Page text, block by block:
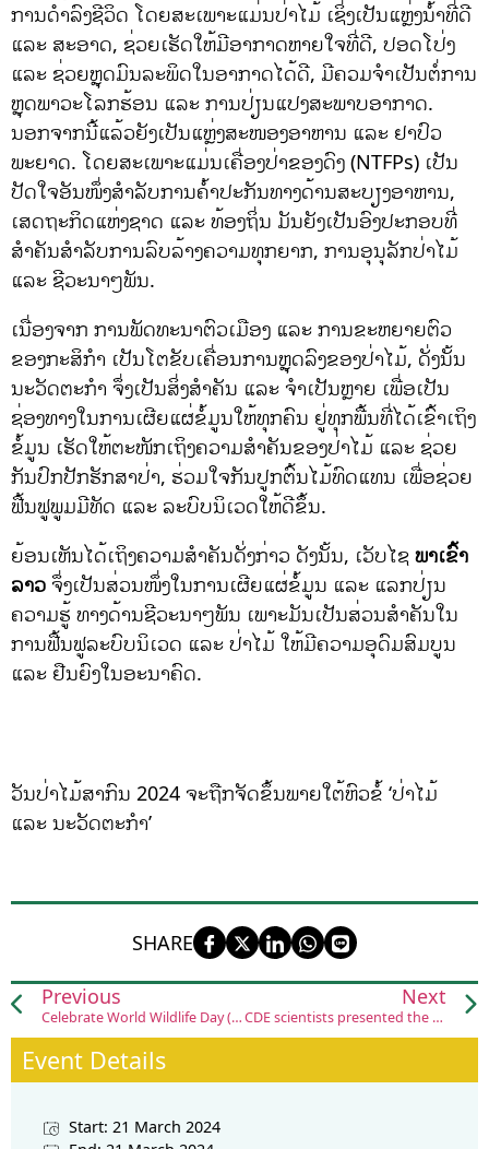
ການດຳລົງຊີວິດ ໂດຍສະເພາະແມ່ນປ່າໄມ້ ເຊິ່ງເປັນແຫຼ່ງນ້ຳທີ່ດີ
ແລະ ສະອາດ, ຊ່ວຍເຮັດໃຫ້ມີອາກາດຫາຍໃຈທີ່ດີ, ປອດໂປ່ງ
ແລະ ຊ່ວຍຫຼຸດມົນລະພິດໃນອາກາດໄດ້ດີ, ມີຄວມຈຳເປັນຕໍ່ການ
ຫຼຸດພາວະໂລກຮ້ອນ ແລະ ການປ່ຽນແປງສະພາບອາກາດ.
ນອກຈາກນີ້ແລ້ວຍັງເປັນແຫຼ່ງສະໜອງອາຫານ ແລະ ຢາປົວ
ພະຍາດ. ໂດຍສະເພາະແມ່ນເຄື່ອງປ່າຂອງດົງ (NTFPs) ເປັນ
ປັດໃຈອັນໜຶ່ງສຳລັບການຄ້ຳປະກັນທາງດ້ານສະບຽງອາຫານ,
ເສດຖະກິດແຫ່ງຊາດ ແລະ ທ້ອງຖິ່ນ ມັນຍັງເປັນອົງປະກອບທີ່
ສຳຄັນສຳລັບການລົບລ້າງຄວາມທຸກຍາກ, ການອຸນຸລັກປ່າໄມ້
ແລະ ຊີວະນາໆພັນ.
ເນື່ອງຈາກ ການພັດທະນາຕົວເມືອງ ແລະ ການຂະຫຍາຍຕົວ
ຂອງກະສິກຳ ເປັນໂຕຂັບເຄື່ອນການຫຼຸດລົງຂອງປ່າໄມ້, ດັ່ງນັ້ນ
ນະວັດຕະກໍາ ຈຶ່ງເປັນສິ່ງສໍາຄັນ ແລະ ຈໍາເປັນຫຼາຍ ເພື່ອເປັນ
ຊ່ອງທາງໃນການເຜີຍແຜ່ຂໍ້ມູນໃຫ້ທຸກຄົນ ຢູ່ທຸກພື້ນທີ່ໄດ້ເຂົ້າເຖິງ
ຂໍ້ມູນ ເຮັດໃຫ້ຕະໜັກເຖິງຄວາມສໍາຄັນຂອງປ່າໄມ້ ແລະ ຊ່ວຍ
ກັນປົກປັກຮັກສາປ່າ, ຮ່ວມໃຈກັນປູກຕົ້ນໄມ້ທົດແທນ ເພື່ອຊ່ວຍ
ຟື້ນຟູພູມມີທັດ ແລະ ລະບົບນິເວດໃຫ້ດີຂຶ້ນ.
ຍ້ອນເຫັນໄດ້ເຖິງຄວາມສໍາຄັນດັ່ງກ່າວ ດັງນັ້ນ, ເວັບໄຊ ພາເຂົ້າ
ລາວ ຈຶ່ງເປັນສ່ວນໜຶ່ງໃນການເຜີຍແຜ່ຂໍ້ມູນ ແລະ ແລກປ່ຽນ
ຄວາມຮູ້ ທາງດ້ານຊີວະນາໆພັນ ເພາະມັນເປັນສ່ວນສໍາຄັນໃນ
ການຟື້ນຟູລະບົບນິເວດ ແລະ ປ່າໄມ້ ໃຫ້ມີຄວາມອຸດົມສົມບູນ
ແລະ ຢືນຍົງໃນອະນາຄົດ.
ວັນປ່າໄມ້ສາກົນ 2024 ຈະຖືກຈັດຂຶ້ນພາຍໃຕ້ຫົວຂໍ້ ‘ປ່າໄມ້
ແລະ ນະວັດຕະກໍາ’
SHARE
Previous
Celebrate World Wildlife Day (WWD) 2024
Next
CDE scientists presented the Phakhaolao platform
Event Details
Start: 21 March 2024